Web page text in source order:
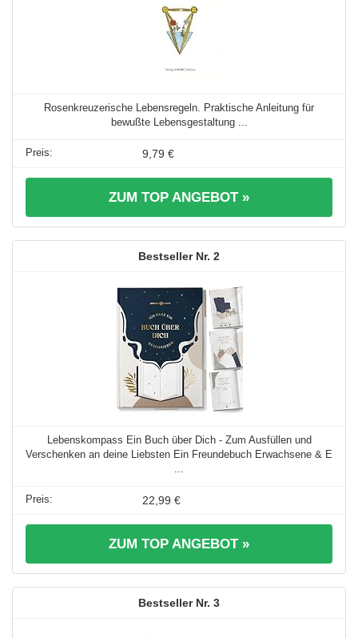
Rosenkreuzerische Lebensregeln. Praktische Anleitung für
bewußte Lebensgestaltung ...
9,79 €
ZUM TOP ANGEBOT »
2
Lebenskompass Ein Buch über Dich - Zum Ausfüllen und
Verschenken an deine Liebsten Ein Freundebuch Erwachsene & E
22,99 €
ZUM TOP ANGEBOT »
3